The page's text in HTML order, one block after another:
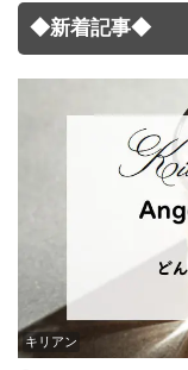
◆新着記事◆
キリアン